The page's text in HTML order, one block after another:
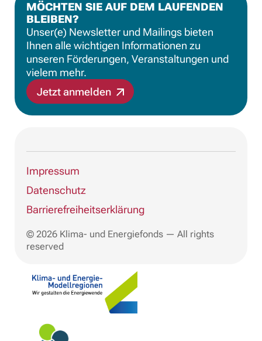
MÖCHTEN SIE AUF DEM LAUFENDEN
BLEIBEN?
Unser(e) Newsletter und Mailings bieten
Ihnen alle wichtigen Informationen zu
unseren Förderungen, Veranstaltungen und
vielem mehr.
Jetzt anmelden
Impressum
Datenschutz
Barrierefreiheitserklärung
© 2026 Klima- und Energiefonds — All rights
reserved